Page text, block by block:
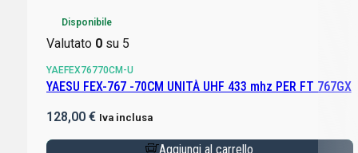
Disponibile
Valutato 0su 5
YAEFEX76770CM-U
YAESU FEX-767 -70CM UNITÀ UHF 433 mhz PER FT 767GX
128,00 € Iva inclusa
Aggiungi al carrello